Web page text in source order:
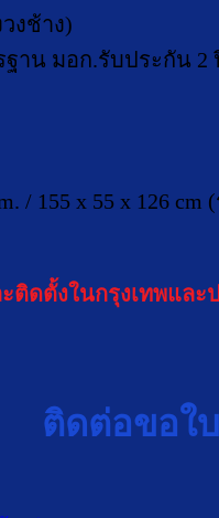
งช้าง)
ฐาน มอก.รับประกัน 2
/ 155 x 55 x 126 cm
ะติดตั้งในกรุงเทพแล
ติดต่อขอใ